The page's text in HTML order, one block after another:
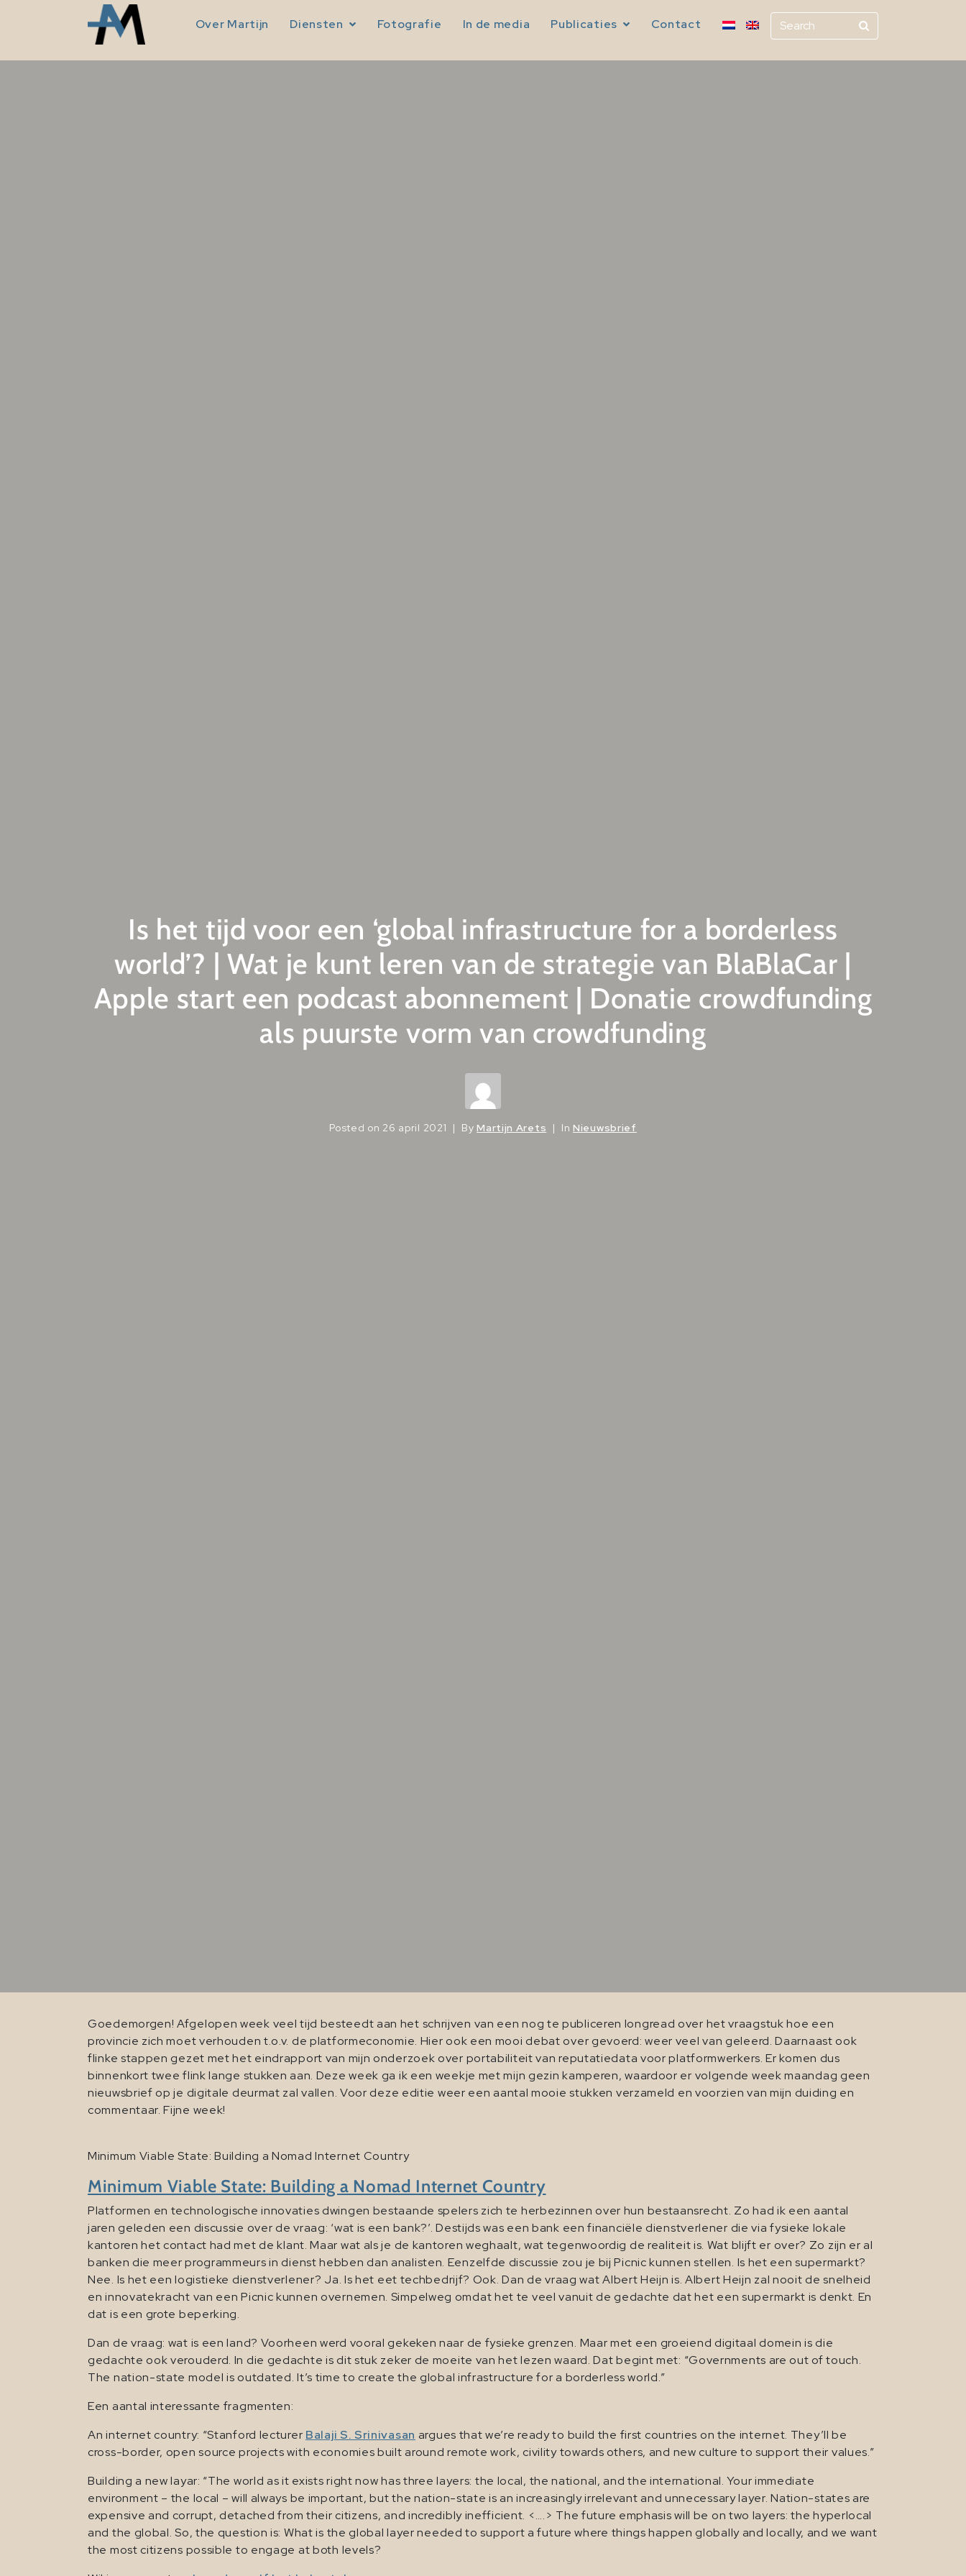
Over Martijn Diensten Fotografie In de media Publicaties Contact
Is het tijd voor een ‘global infrastructure for a borderless
world’? | Wat je kunt leren van de strategie van BlaBlaCar |
Apple start een podcast abonnement | Donatie crowdfunding
als puurste vorm van crowdfunding
Posted on 26 april 2021 ByMartijn Arets InNieuwsbrief
Goedemorgen! Afgelopen week veel tijd besteedt aan het schrijven van een nog te publiceren longread over het vraagstuk hoe een
provincie zich moet verhouden t.o.v. de platformeconomie. Hier ook een mooi debat over gevoerd: weer veel van geleerd. Daarnaast ook
flinke stappen gezet met het eindrapport van mijn onderzoek over portabiliteit van reputatiedata voor platformwerkers. Er komen dus
binnenkort twee flink lange stukken aan. Deze week ga ik een weekje met mijn gezin kamperen, waardoor er volgende week maandag geen
nieuwsbrief op je digitale deurmat zal vallen. Voor deze editie weer een aantal mooie stukken verzameld en voorzien van mijn duiding en
commentaar. Fijne week!
Minimum Viable State: Building a Nomad Internet Country
Minimum Viable State: Building a Nomad Internet Country
Platformen en technologische innovaties dwingen bestaande spelers zich te herbezinnen over hun bestaansrecht. Zo had ik een aantal
jaren geleden een discussie over de vraag: ‘wat is een bank?’. Destijds was een bank een financiële dienstverlener die via fysieke lokale
kantoren het contact had met de klant. Maar wat als je de kantoren weghaalt, wat tegenwoordig de realiteit is. Wat blijft er over? Zo zijn er al
banken die meer programmeurs in dienst hebben dan analisten. Eenzelfde discussie zou je bij Picnic kunnen stellen. Is het een supermarkt?
Nee. Is het een logistieke dienstverlener? Ja. Is het eet techbedrijf? Ook. Dan de vraag wat Albert Heijn is. Albert Heijn zal nooit de snelheid
en innovatekracht van een Picnic kunnen overnemen. Simpelweg omdat het te veel vanuit de gedachte dat het een supermarkt is denkt. En
dat is een grote beperking.
Dan de vraag: wat is een land? Voorheen werd vooral gekeken naar de fysieke grenzen. Maar met een groeiend digitaal domein is die
gedachte ook verouderd. In die gedachte is dit stuk zeker de moeite van het lezen waard. Dat begint met: “Governments are out of touch.
The nation-state model is outdated. It’s time to create the global infrastructure for a borderless world.”
Een aantal interessante fragmenten:
An internet country: “Stanford lecturer Balaji S. Srinivasan argues that we’re ready to build the first countries on the internet. They’ll be
cross-border, open source projects with economies built around remote work, civility towards others, and new culture to support their values.”
Building a new layar: “The world as it exists right now has three layers: the local, the national, and the international. Your immediate
environment – the local – will always be important, but the nation-state is an increasingly irrelevant and unnecessary layer. Nation-states are
expensive and corrupt, detached from their citizens, and incredibly inefficient. <….> The future emphasis will be on two layers: the hyperlocal
and the global. So, the question is: What is the global layer needed to support a future where things happen globally and locally, and we want
the most citizens possible to engage at both levels?